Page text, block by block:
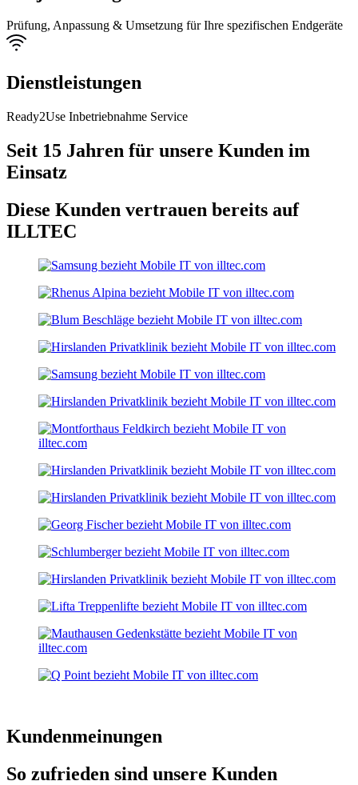
Prüfung, Anpassung & Umsetzung für Ihre spezifischen Endgeräte
Dienstleistungen
Ready2Use Inbetriebnahme Service
Seit 15 Jahren für unsere Kunden im
Einsatz
Diese Kunden vertrauen bereits auf
ILLTEC
Kundenmeinungen
So zufrieden sind unsere Kunden